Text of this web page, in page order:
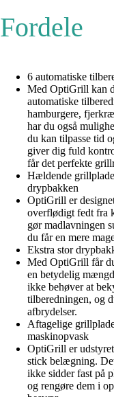
Fordele
6 automatiske
Med OptiGrill kan
automatiske
hamburgere,
har du også
du kan tilpasse tid
giver dig fuld
får det perfekte
Hældende
drypbakken
OptiGrill er
overflødigt fedt fra
gør madlavningen
du får en mere
Ekstra stor
Med OptiGrill får
en betydelig
ikke behøver at
tilberedningen, og
afbrydelser.
Aftagelige
maskinopvask
OptiGrill er
stick belægning.
ikke sidder fast på
og rengøre dem i